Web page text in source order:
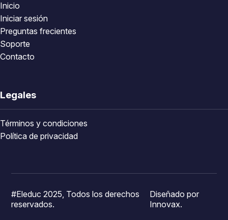
Inicio
Iniciar sesión
Preguntas frecientes
Soporte
Contacto
Legales
Términos y condiciones
Política de privacidad
#Eleduc 2025, Todos los derechos
reservados.
Diseñado por
Innovax.